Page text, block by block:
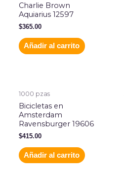
Charlie Brown
Aquiarius 12597
$365.00
Añadir al carrito
1000 pzas
Bicicletas en
Amsterdam
Ravensburger 19606
$415.00
Añadir al carrito